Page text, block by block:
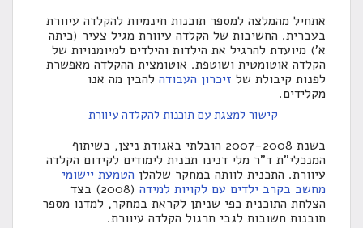
אתחיל מהמלצה למספר תוכנות חינמיות להקלדה עיוורת
בעברית. החשיבות של הקלדה עיוורת מגיל צעיר (כיתה
א') מיועדת להרגיל את הילדות והילדים למיומנויות של
הקלדה אוטומטית ושוטפת. אוטומצית ההקלדה מאפשרת
לפנות קיבולת של זיכרון העבודה להבין מה אנו
מקלידים.
קישור למצגת עם תוכנות להקלדה עיוורת
בשנת 2007-2008 הובלתי באגודת ניצן, בשיתוף
המנכלי"ת ד"ר מלי דנינו תכנית לימודים לקידום הקלדה
עיוורת. התכנית לוותה במחקר שלהלן הטמעת יישומי
מחשב בקרב ילדים עם לקויות למידה
(2008) בצד
הצלחת התוכנית כפי שניתן לקראת במחקר, למדנו מספר
תובנות חשובות לגבי תרגול הקלדה עיוורת.